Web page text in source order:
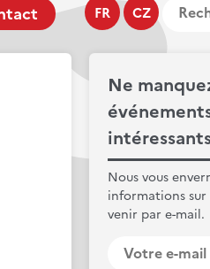
FR CZ
Ne
Nous vous
informations sur
venir par e-mail.